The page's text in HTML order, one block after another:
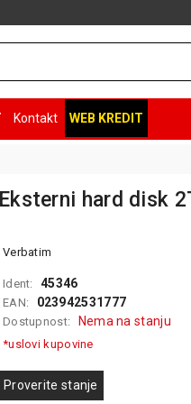
Kontakt WEB KREDIT
Eksterni hard disk
Verbatim
Ident: 45346
EAN: 023942531777
Dostupnost: Nema na stanju
*uslovi kupovine
Proverite stanje